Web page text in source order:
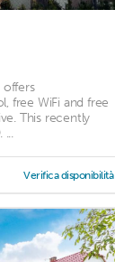
offers
free WiFi and free
This recently
...
Verifica disponibilità